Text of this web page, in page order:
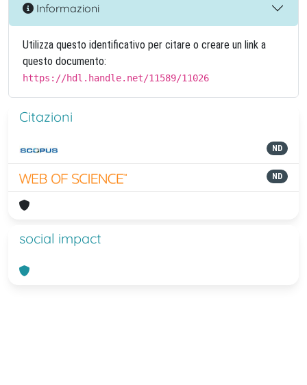
Informazioni
Utilizza questo identificativo per citare o creare un link a
questo documento:
https://hdl.handle.net/11589/11026
Citazioni
ND
ND
social impact